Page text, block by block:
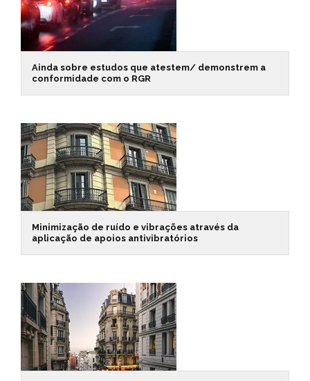
Ainda sobre estudos que atestem/ demonstrem a
conformidade com o RGR
Minimização de ruído e vibrações através da
aplicação de apoios antivibratórios